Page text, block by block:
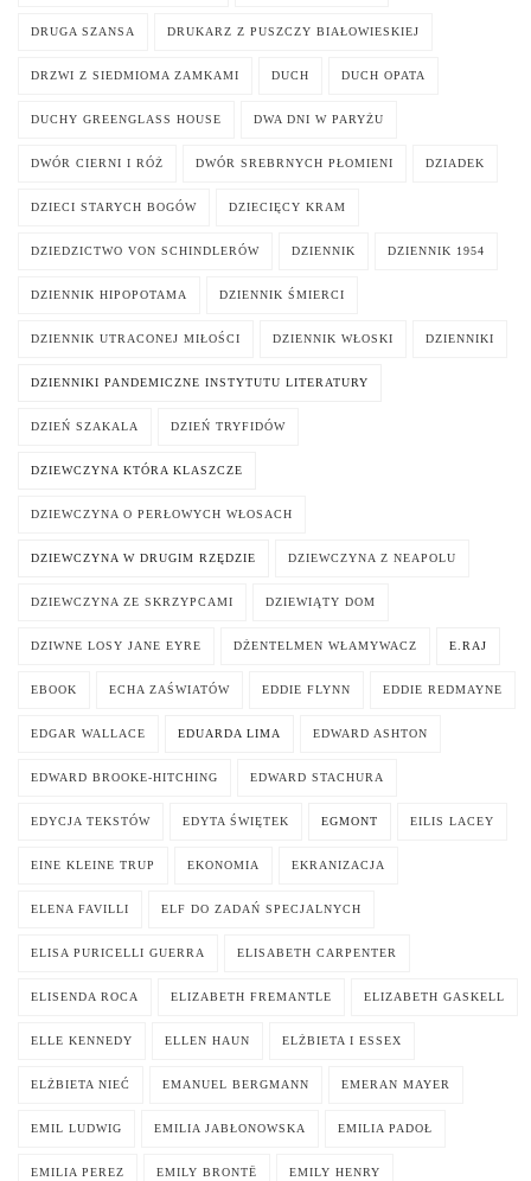
DRUGA SZANSA DRUKARZ Z PUSZCZY BIAŁOWIESKIEJ
DRZWI Z SIEDMIOMA ZAMKAMI DUCH DUCH OPATA
DUCHY GREENGLASS HOUSE DWA DNI W PARYŻU
DWÓR CIERNI I RÓŻ DWÓR SREBRNYCH PŁOMIENI DZIADEK
DZIECI STARYCH BOGÓW DZIECIĘCY KRAM
DZIEDZICTWO VON SCHINDLERÓW DZIENNIK DZIENNIK 1954
DZIENNIK HIPOPOTAMA DZIENNIK ŚMIERCI
DZIENNIK UTRACONEJ MIŁOŚCI DZIENNIK WŁOSKI DZIENNIKI
DZIENNIKI PANDEMICZNE INSTYTUTU LITERATURY
DZIEŃ SZAKALA DZIEŃ TRYFIDÓW
DZIEWCZYNA KTÓRA KLASZCZE
DZIEWCZYNA O PERŁOWYCH WŁOSACH
DZIEWCZYNA W DRUGIM RZĘDZIE DZIEWCZYNA Z NEAPOLU
DZIEWCZYNA ZE SKRZYPCAMI DZIEWIĄTY DOM
DZIWNE LOSY JANE EYRE DŻENTELMEN WŁAMYWACZ E.RAJ
EBOOK ECHA ZAŚWIATÓW EDDIE FLYNN EDDIE REDMAYNE
EDGAR WALLACE EDUARDA LIMA EDWARD ASHTON
EDWARD BROOKE-HITCHING EDWARD STACHURA
EDYCJA TEKSTÓW EDYTA ŚWIĘTEK EGMONT EILIS LACEY
EINE KLEINE TRUP EKONOMIA EKRANIZACJA
ELENA FAVILLI ELF DO ZADAŃ SPECJALNYCH
ELISA PURICELLI GUERRA ELISABETH CARPENTER
ELISENDA ROCA ELIZABETH FREMANTLE ELIZABETH GASKELL
ELLE KENNEDY ELLEN HAUN ELŻBIETA I ESSEX
ELŻBIETA NIEĆ EMANUEL BERGMANN EMERAN MAYER
EMIL LUDWIG EMILIA JABŁONOWSKA EMILIA PADOŁ
EMILIA PEREZ EMILY BRONTË EMILY HENRY